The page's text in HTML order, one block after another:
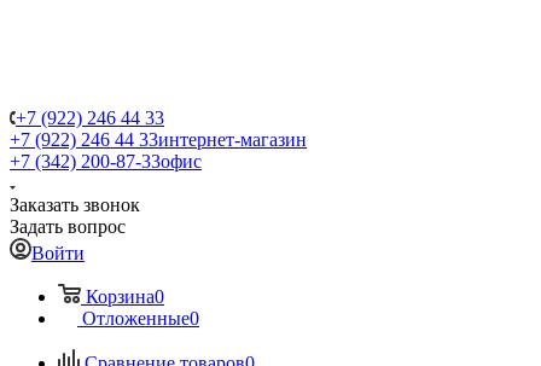
+7 (922) 246 44 33
+7 (922) 246 44 33интернет-магазин
+7 (342) 200-87-33офис
Заказать звонок
Задать вопрос
Войти
Корзина0
Отложенные0